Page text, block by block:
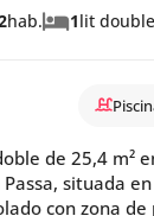
hab. 1lit double
de 25,4 m²
situada en
con zona de